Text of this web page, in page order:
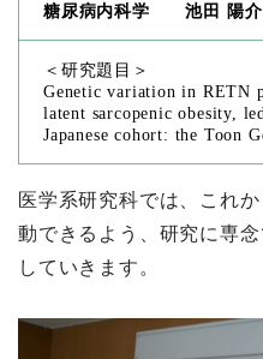
糖尿病内科学 池田 陽
＜研究題目＞
Genetic variation in RETN
latent sarcopenic obesity,
Japanese cohort: the Toon
医学系研究科では、これ
動できるよう、研究に専
していきます。